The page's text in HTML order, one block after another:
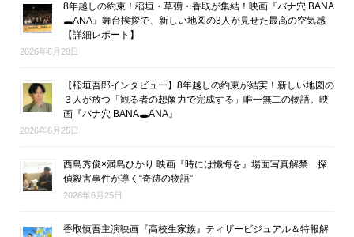
8年越しの約束！稲垣・草彅・香取が集結！映画『バナ穴 BANA
🕳ANA』舞台挨拶で、新しい地図の3人が見せた最高の空気感
【詳細レポート】
2026年6月28日
【稲垣吾郎インタビュー】8年越しの約束が結実！新しい地図の
３人が放つ「観る者の想像力で完成する」唯一無二の物語。映
画『バナ穴 BANA🕳ANA』
2026年6月25日
西島秀俊×満島ひかり 映画『時には懺悔を』場面写真解禁 探
偵殺害事件が導く“奇跡の物語”
2026年6月25日
香取慎吾主演映画『高校生家族』ティザービジュアル＆特報解